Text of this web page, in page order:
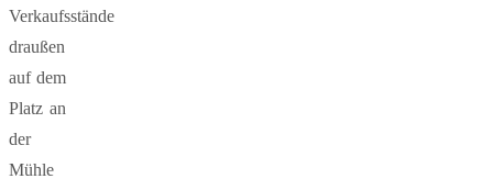
Verkaufsstände
draußen
auf dem
Platz an
der
Mühle